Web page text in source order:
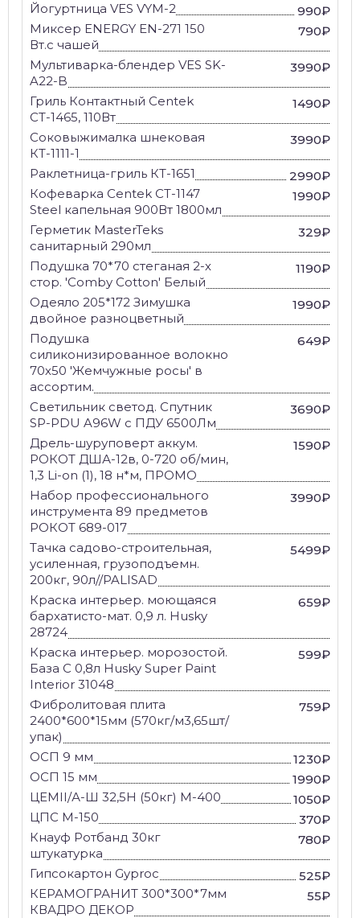
Йогуртница VES VYM-2
990₽
Миксер ENERGY EN-271 150
Вт.с чашей
790₽
Мультиварка-блендер VES SK-
A22-B
3990₽
Гриль Контактный Centek
СТ-1465, 110Вт
1490₽
Соковыжималка шнековая
КТ-1111-1
3990₽
Раклетница-гриль КТ-1651
2990₽
Кофеварка Centek CT-1147
Steel капельная 900Вт 1800мл
1990₽
Герметик MasterTeks
санитарный 290мл
329₽
Подушка 70*70 стеганая 2-х
стор. 'Comby Cotton' Белый
1190₽
Одеяло 205*172 Зимушка
двойное разноцветный
1990₽
Подушка
силиконизированное волокно
70х50 'Жемчужные росы' в
ассортим.
649₽
Светильник светод. Спутник
SP-PDU A96W с ПДУ 6500Лм
3690₽
Дрель-шуруповерт аккум.
РОКОТ ДША-12в, 0-720 об/мин,
1,3 Li-on (1), 18 н*м, ПРОМО
1590₽
Набор профессионального
инструмента 89 предметов
РОКОТ 689-017
3990₽
Тачка садово-строительная,
усиленная, грузоподъемн.
200кг, 90л//PALISAD
5499₽
Краска интерьер. моющаяся
бархатисто-мат. 0,9 л. Husky
28724
659₽
Краска интерьер. морозостой.
База С 0,8л Husky Super Paint
Interior 31048
599₽
Фибролитовая плита
2400*600*15мм (570кг/м3,65шт/
упак)
759₽
ОСП 9 мм
1230₽
ОСП 15 мм
1990₽
ЦЕМII/А-Ш 32,5Н (50кг) М-400
1050₽
ЦПС М-150
370₽
Кнауф Ротбанд 30кг
штукатурка
780₽
Гипсокартон Gyproc
525₽
КЕРАМОГРАНИТ 300*300*7мм
КВАДРО ДЕКОР
55₽